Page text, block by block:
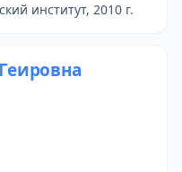
институт, 2010 г.